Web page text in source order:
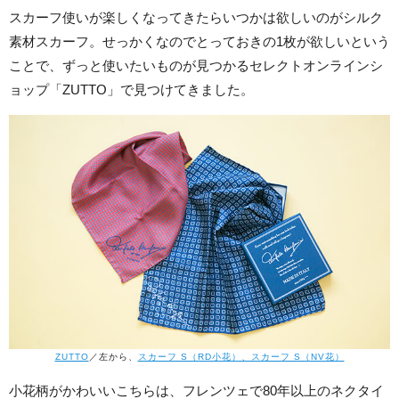
スカーフ使いが楽しくなってきたらいつかは欲しいのがシルク
素材スカーフ。せっかくなのでとっておきの1枚が欲しいという
ことで、ずっと使いたいものが見つかるセレクトオンラインシ
ョップ「ZUTTO」で見つけてきました。
ZUTTO ／左から、 スカーフ S（RD小花）、スカーフ S（NV花）
小花柄がかわいいこちらは、フレンツェで80年以上のネクタイ